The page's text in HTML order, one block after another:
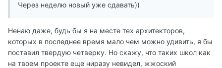
Через неделю новый уже сдавать))
Ненаю даже, будь бы я на месте тех архитекторов,
которых в последнее время мало чем можно удивить, я бы
поставил твердую четверку. Но скажу, что таких школ как
на твоем проекте еще ниразу невидел, жжоский